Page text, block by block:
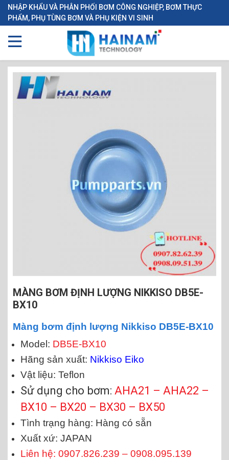
NHẬP KHẨU VÀ PHÂN PHỐI BƠM CÔNG NGHIỆP, BƠM THỰC
PHẨM, PHỤ TÙNG BƠM VÀ PHỤ KIỆN VI SINH
MÀNG BƠM ĐỊNH LƯỢNG NIKKISO DB5E-
BX10
Màng bơm định lượng Nikkiso DB5E-BX10
Model: DB5E-BX10
Hãng sản xuất: Nikkiso Eiko
Vật liệu: Teflon
Sử dụng cho bơm: AHA21 – AHA22 –
BX10 – BX20 – BX30 – BX50
Tình trạng hàng: Hàng có sẵn
Xuất xứ: JAPAN
Liên hệ: 0907.826.239 – 0908.095.139